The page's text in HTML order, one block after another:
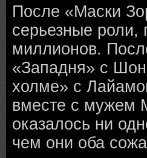
После «Маски
серьезные роли,
миллионов.
«Западня» с
холме» с
вместе с мужем
оказалось ни
чем они оба